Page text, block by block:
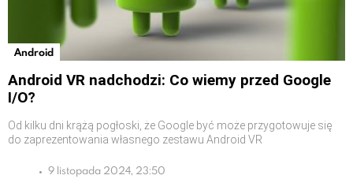
Android
Android VR nadchodzi: Co wiemy przed Google
I/O?
Od kilku dni krążą pogłoski, że Google być może przygotowuje się
do zaprezentowania własnego zestawu Android VR
9 listopada 2024, 23:50